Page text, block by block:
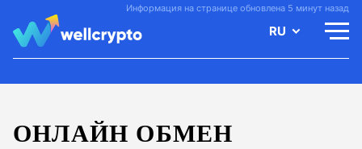
Информация на странице обновлена 5 минут назад
RU
ОНЛАЙН ОБМЕН